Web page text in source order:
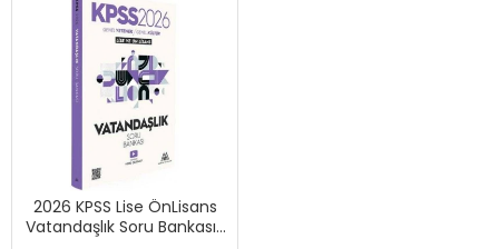
2026 KPSS Lise ÖnLisans
Vatandaşlık Soru Bankası-